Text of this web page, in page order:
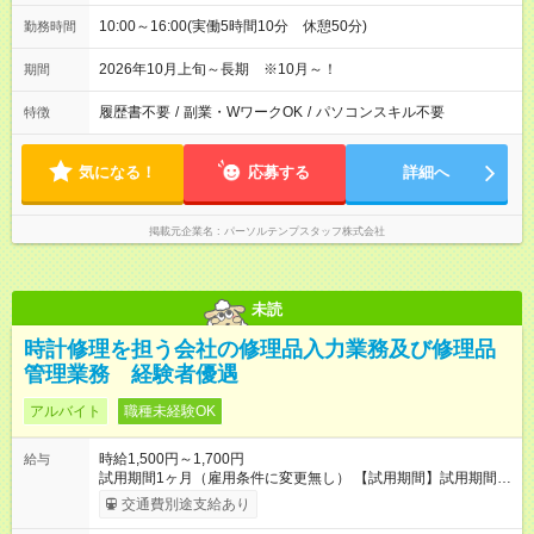
勤務時間 10:00～16:00(実働5時間10分 休憩50分)
期間 2026年10月上旬～長期 ※10月～！
特徴 履歴書不要 / 副業・WワークOK / パソコンスキル不要
気になる！ 応募する 詳細へ
掲載元企業名 パーソルテンプスタッフ株式会社
未読
時計修理を担う会社の修理品入力業務及び修理品
管理業務 経験者優遇
アルバイト 職種未経験OK
給与
時給1,500円～1,700円
試用期間1ヶ月（雇用条件に変更無し） 【試用期間】試用期間あ
り 試用期間の長さ：1ヶ月 雇用形態、給与は本採用時と同じで
す。
交通費別途支給あり